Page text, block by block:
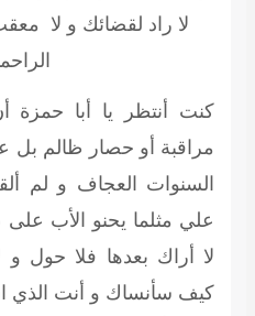
لا راد لقضائك و لا
كنت أنتظر يا أبا حمزة
مراقبة أو حصار ظالم
السنوات العجاف و لم
علي مثلما يحنو الأب
لا أراك بعدها فلا حول و
كيف سأنساك و أنت الذي